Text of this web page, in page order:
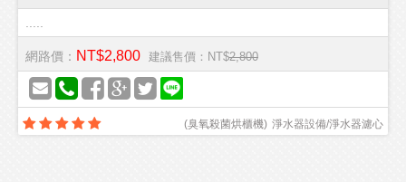
網路價： NT$2,800 建議售價：NT$2,800
淨水器設備/淨水器濾心
(臭氧殺菌烘櫃機)